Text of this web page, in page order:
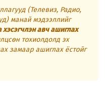
(Телевиз, Радио,
манай мэдээллийг
хэсэгчлэн авч ашиглах
тохиолдолд эх
замаар ашиглах ёстойг